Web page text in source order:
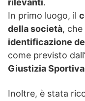
rilevanti.
In primo luogo, il
della società,
identificazione
come previsto dall’
Giustizia
Inoltre, è stata